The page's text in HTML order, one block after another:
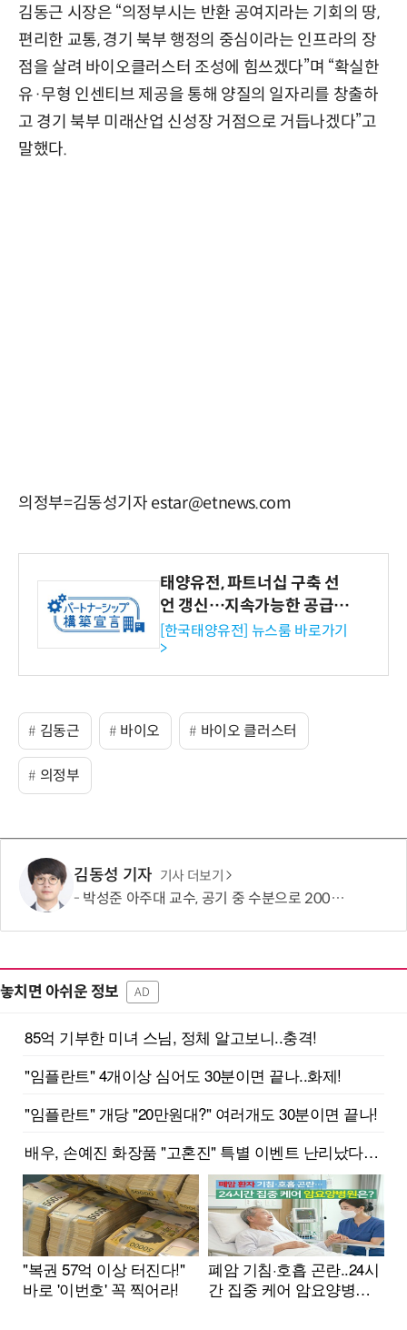
김동근 시장은 “의정부시는 반환 공여지라는 기회의 땅,
편리한 교통, 경기 북부 행정의 중심이라는 인프라의 장
점을 살려 바이오클러스터 조성에 힘쓰겠다”며 “확실한
유·무형 인센티브 제공을 통해 양질의 일자리를 창출하
고 경기 북부 미래산업 신성장 거점으로 거듭나겠다”고
말했다.
의정부=김동성기자 estar@etnews.com
태양유전, 파트너십 구축 선
언 갱신…지속가능한 공급망
협력 강화
[한국태양유전] 뉴스룸 바로가기
>
김동근 바이오 바이오 클러스터
의정부
김동성 기자 기사 더보기
박성준 아주대 교수, 공기 중 수분으로 200㎛ 피부 부착 전지 개발
놓치면 아쉬운 정보 AD